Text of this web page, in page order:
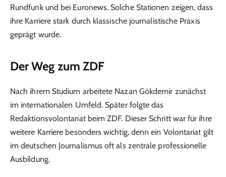
Rundfunk und bei Euronews. Solche Stationen zeigen, dass
ihre Karriere stark durch klassische journalistische Praxis
geprägt wurde.
Der Weg zum ZDF
Nach ihrem Studium arbeitete Nazan Gökdemir zunächst
im internationalen Umfeld. Später folgte das
Redaktionsvolontariat beim ZDF. Dieser Schritt war für ihre
weitere Karriere besonders wichtig, denn ein Volontariat gilt
im deutschen Journalismus oft als zentrale professionelle
Ausbildung.